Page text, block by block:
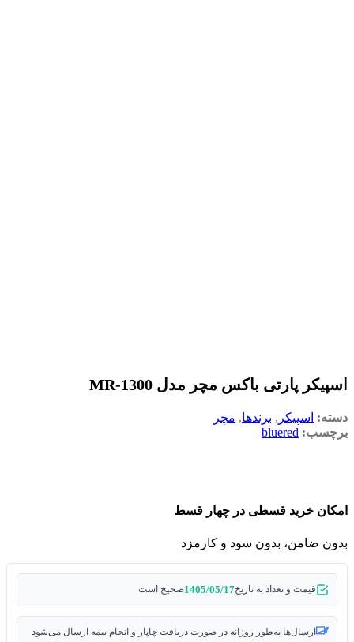
اسپیکر پارتی باکس مچر مدل MR-1300
دسته: اسپیکر , برندها, مچر
برچسب: bluered
امکان خرید قسطی در چهار قسط
بدون ضامن، بدون سود و کارمزد
قیمت و تعداد به تاریخ1405/05/17صحیح است
ارسال‌ها به‌طور روزانه در صورت دریافت چاپار و انجام بیمه ارسال می‌شود